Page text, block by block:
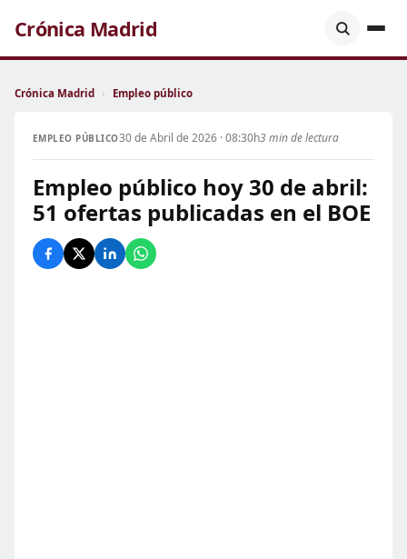
Crónica Madrid
Crónica Madrid › Empleo público
EMPLEO PÚBLICO30 de Abril de 2026 · 08:30h3 min de lectura
Empleo público hoy 30 de abril:
51 ofertas publicadas en el BOE